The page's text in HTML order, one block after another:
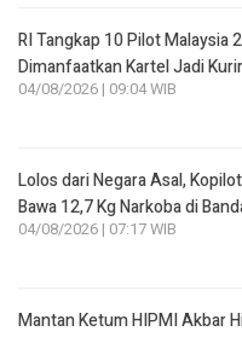
RI Tangkap 10 Pilot Malaysia
Dimanfaatkan Kartel Jadi
04/08/2026 | 09:04 WIB
Lolos dari Negara Asal,
Bawa 12,7 Kg Narkoba di
04/08/2026 | 07:17 WIB
Mantan Ketum HIPMI Akbar